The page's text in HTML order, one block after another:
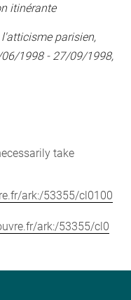
itinérante
l'atticisme parisien,
1998 - 27/09/1998,
take
ark:/53355/cl0100
ark:/53355/cl0